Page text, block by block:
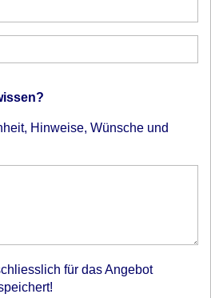
Hinweise, Wünsche und
für das Angebot